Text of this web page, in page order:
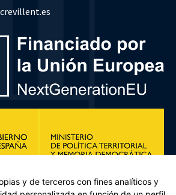
y de terceros con fines analíticos y